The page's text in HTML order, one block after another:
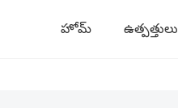
హోమ్ ఉత్పత్తులు